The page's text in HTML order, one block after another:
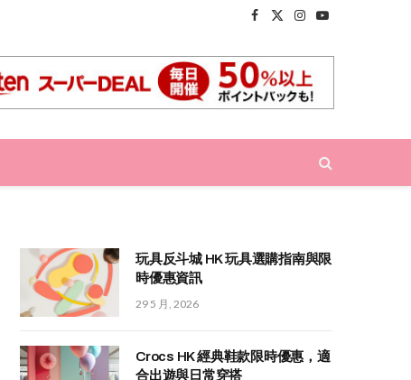
Facebook
X
Instagram
YouTube
玩具反斗城 HK 玩具選購指南與限
時優惠資訊
29 5 月, 2026
Crocs HK 經典鞋款限時優惠，適
合出遊與日常穿搭